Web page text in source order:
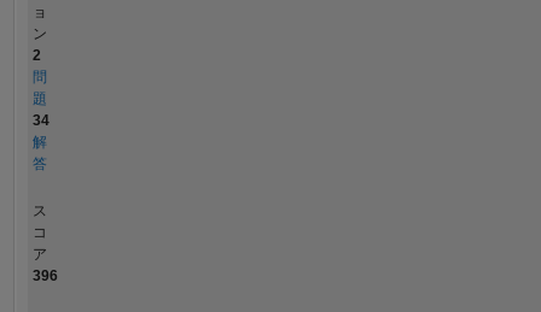
ョ
ン
2
問
題
34
解
答
ス
コ
ア
396